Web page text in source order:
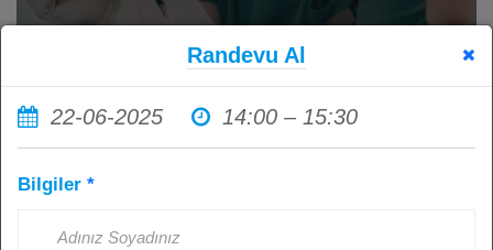
İmplant Tedavisi Sonrası Ağız
Hijyenine Dikkat Etmemenin
Sonuçları: Sağlıklı İmplantlar İçin
Randevu Al
22-06-2025 14:00 – 15:30
Bilgiler *